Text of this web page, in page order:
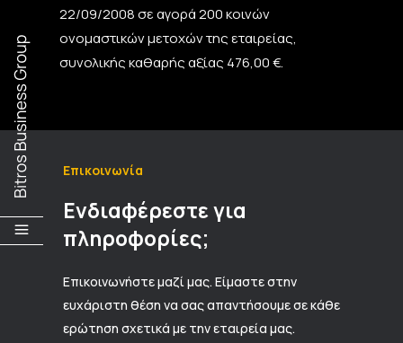
22/09/2008 σε αγορά 200 κοινών
ονομαστικών μετοχών της εταιρείας,
συνολικής καθαρής αξίας 476,00 €.
Επικοινωνία
Ενδιαφέρεστε για
πληροφορίες;
Επικοινωνήστε μαζί μας. Είμαστε στην
ευχάριστη θέση να σας απαντήσουμε σε κάθε
ερώτηση σχετικά με την εταιρεία μας.